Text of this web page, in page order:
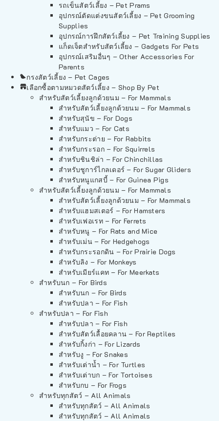
รถเข็นสัตว์เลี้ยง – Pet Prams
อุปกรณ์ตัดแต่งขนสัตว์เลี้ยง – Pet Grooming
Supplies
อุปกรณ์การฝึกสัตว์เลี้ยง – Pet Training Supplies
แก็ดเจ็ตสำหรับสัตว์เลี้ยง – Gadgets For Pets
อุปกรณ์เสริมอื่นๆ – Other Accessories For
Parents
กรงสัตว์เลี้ยง – Pet Cages
เลือกซื้อตามหมวดสัตว์เลี้ยง – Shop By Pet
สำหรับสัตว์เลี้ยงลูกด้วยนม – For Mammals
สำหรับสัตว์เลี้ยงลูกด้วยนม – For Mammals
สำหรับสุนัข – For Dogs
สำหรับแมว – For Cats
สำหรับกระต่าย – For Rabbits
สำหรับกระรอก – For Squirrels
สำหรับชินชิล่า – For Chinchillas
สำหรับชูการ์ไกลเดอร์ – For Sugar Gliders
สำหรับหนูแกสบี้ – For Guinea Pigs
สำหรับสัตว์เลี้ยงลูกด้วยนม – For Mammals
สำหรับสัตว์เลี้ยงลูกด้วยนม – For Mammals
สำหรับแฮมสเตอร์ – For Hamsters
สำหรับเฟอเรท – For Ferrets
สำหรับหนู – For Rats and Mice
สำหรับเม่น – For Hedgehogs
สำหรับกระรอกดิน – For Prairie Dogs
สำหรับลิง – For Monkeys
สำหรับเมียร์แคท – For Meerkats
สำหรับนก – For Birds
สำหรับนก – For Birds
สำหรับปลา – For Fish
สำหรับปลา – For Fish
สำหรับปลา – For Fish
สำหรับสัตว์เลื้อยคลาน – For Reptiles
สำหรับกิ้งก่า – For Lizards
สำหรับงู – For Snakes
สำหรับเต่าน้ำ – For Turtles
สำหรับเต่าบก – For Tortoises
สำหรับกบ – For Frogs
สำหรับทุกสัตว์ – All Animals
สำหรับทุกสัตว์ – All Animals
สำหรับทุกสัตว์ – All Animals